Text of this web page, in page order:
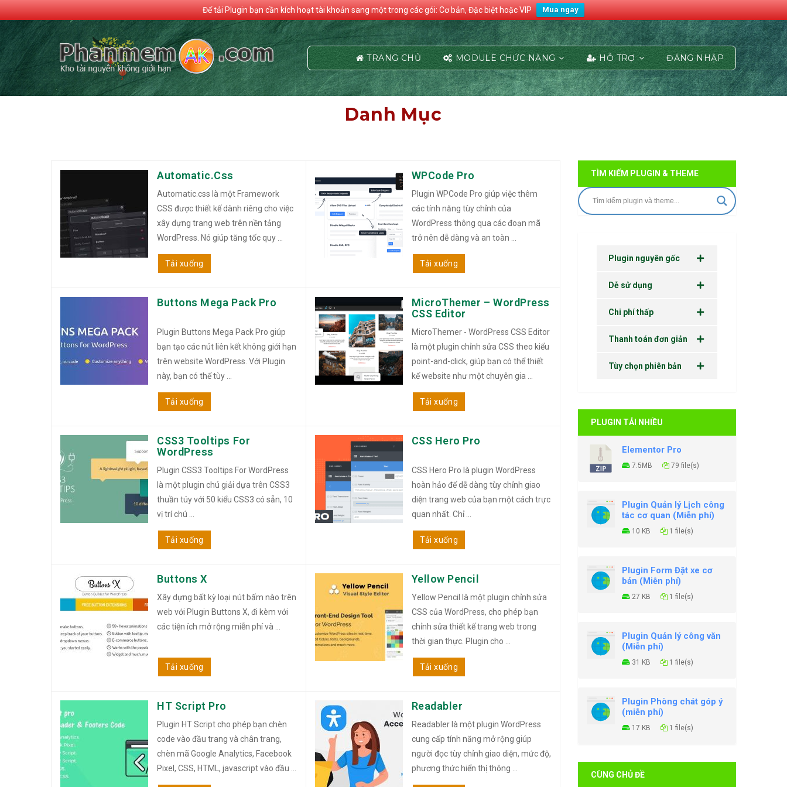
Để tải Plugin bạn cần kích hoạt tài khoản sang một trong các gói: Cơ bản, Đặc biệt hoặc VIP Mua ngay
TRANG CHỦ MODULE CHỨC NĂNG HỖ TRỢ ĐĂNG NHẬP
Danh Mục
Automatic.css
Automatic.css là một Framework
CSS được thiết kế dành riêng cho việc
xây dựng trang web trên nền tảng
WordPress. Nó giúp tăng tốc quy ...
Tải xuống
WPCode Pro
Plugin WPCode Pro giúp việc thêm
các tính năng tùy chỉnh của
WordPress thông qua các đoạn mã
trở nên dễ dàng và an toàn ...
Tải xuống
Buttons Mega Pack Pro
Plugin Buttons Mega Pack Pro giúp
bạn tạo các nút liên kết không giới hạn
trên website WordPress. Với Plugin
này, bạn có thể tùy ...
Tải xuống
MicroThemer – WordPress
CSS Editor
MicroThemer - WordPress CSS Editor
là một plugin chỉnh sửa CSS theo kiểu
point-and-click, giúp bạn có thể thiết
kế website như một chuyên gia ...
Tải xuống
CSS3 Tooltips For
WordPress
Plugin CSS3 Tooltips For WordPress
là một plugin chú giải dựa trên CSS3
thuần túy với 50 kiểu CSS3 có sẵn, 10
vị trí chú ...
Tải xuống
CSS Hero Pro
CSS Hero Pro là plugin WordPress
hoàn hảo để dễ dàng tùy chỉnh giao
diện trang web của bạn một cách trực
quan nhất. Chỉ ...
Tải xuống
Buttons X
Xây dựng bất kỳ loại nút bấm nào trên
web với Plugin Buttons X, đi kèm với
các tiện ích mở rộng miễn phí và ...
Tải xuống
Yellow Pencil
Yellow Pencil là một plugin chỉnh sửa
CSS của WordPress, cho phép bạn
chỉnh sửa thiết kế trang web trong
thời gian thực. Plugin cho ...
Tải xuống
HT Script Pro
Plugin HT Script cho phép bạn chèn
code vào đầu trang và chân trang,
chèn mã Google Analytics, Facebook
Pixel, CSS, HTML, jаvascript vào đầu ...
Readabler
Readabler là một plugin WordPress
cung cấp tính năng mở rộng giúp
người đọc tùy chỉnh giao diện, mức độ,
phương thức hiển thị thông ...
TÌM KIẾM PLUGIN & THEME
Plugin nguyên gốc
Dễ sử dụng
Chi phí thấp
Thanh toán đơn giản
Tùy chọn phiên bản
PLUGIN TẢI NHIỀU
Elementor Pro
7.5MB 79 file(s)
Plugin Quản lý Lịch công
tác cơ quan (Miễn phí)
10 KB 1 file(s)
Plugin Form Đặt xe cơ
bản (Miễn phí)
27 KB 1 file(s)
Plugin Quản lý công văn
(Miễn phí)
31 KB 1 file(s)
Plugin Phòng chát góp ý
(miễn phí)
17 KB 1 file(s)
CÙNG CHỦ ĐỀ